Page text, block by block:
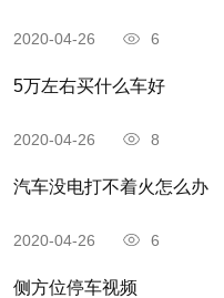
2020-04-26 6
5万左右买什么车好
2020-04-26 8
汽车没电打不着火怎么办
2020-04-26 6
侧方位停车视频